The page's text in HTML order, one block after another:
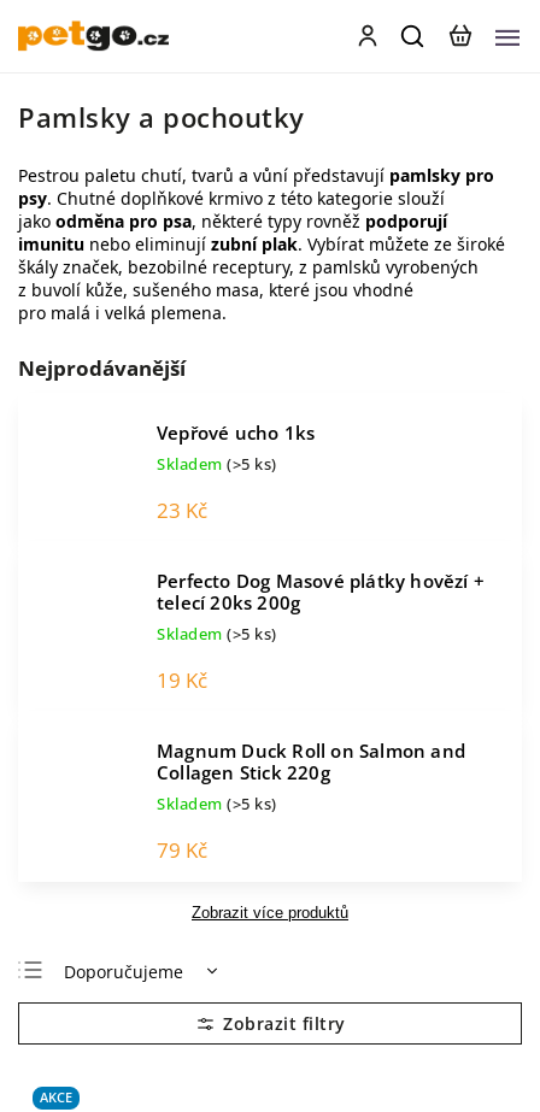
Pamlsky a pochoutky
Pestrou paletu chutí, tvarů a vůní představují pamlsky pro
psy. Chutné doplňkové krmivo z této kategorie slouží
jako odměna pro psa, některé typy rovněž podporují
imunitu nebo eliminují zubní plak. Vybírat můžete ze široké
škály značek, bezobilné receptury, z pamlsků vyrobených
z buvolí kůže, sušeného masa, které jsou vhodné
pro malá i velká plemena.
Nejprodávanější
Vepřové ucho 1ks
Skladem (>5 ks)
23 Kč
Perfecto Dog Masové plátky hovězí +
telecí 20ks 200g
Skladem (>5 ks)
19 Kč
Magnum Duck Roll on Salmon and
Collagen Stick 220g
Skladem (>5 ks)
79 Kč
Zobrazit více produktů
Doporučujeme
Nejlevnější
Nejdražší
Nejprodávanější
AKCE